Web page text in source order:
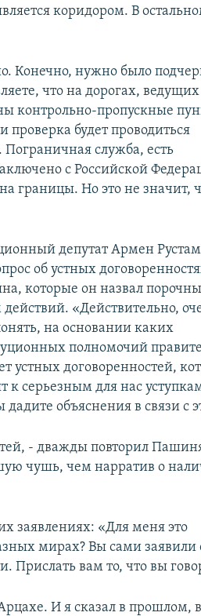
коридором. В
Конечно, нужно было
что на дорогах, ведущих
контрольно-пропускные
будет проводиться
служба, есть
с Российской
границы. Но это не значит,
депутат Армен
об устных
которые он назвал
действий. «Действительно,
на основании каких
полномочий
устных договоренностей,
к серьезным для нас
дадите объяснения в связи с
- дважды повторил
чушь, чем нарратив о
заявлениях: «Для меня это
мирах? Вы сами заявили
Прислать вам то, что вы
И я сказал в прошлом,